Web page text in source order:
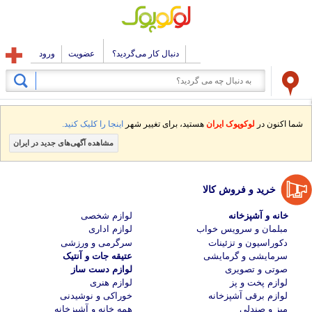
دنبال کار می‌گردید؟ عضویت ورود
شما اکنون در لوکوپوک ایران هستید، برای تغییر شهر اینجا را کلیک کنید.
مشاهده آگهی‌های جدید در ایران
خرید و فروش کالا
خانه و آشپزخانه
مبلمان و سرویس خواب
دکوراسیون و تزئینات
سرمایشی و گرمایشی
صوتی و تصویری
لوازم پخت و پز
لوازم برقی آشپزخانه
میز و صندلی
لوازم شخصی
لوازم اداری
سرگرمی و ورزشی
عتیقه جات و آنتیک
لوازم دست ساز
لوازم هنری
خوراکی و نوشیدنی
همه خانه و آشپزخانه